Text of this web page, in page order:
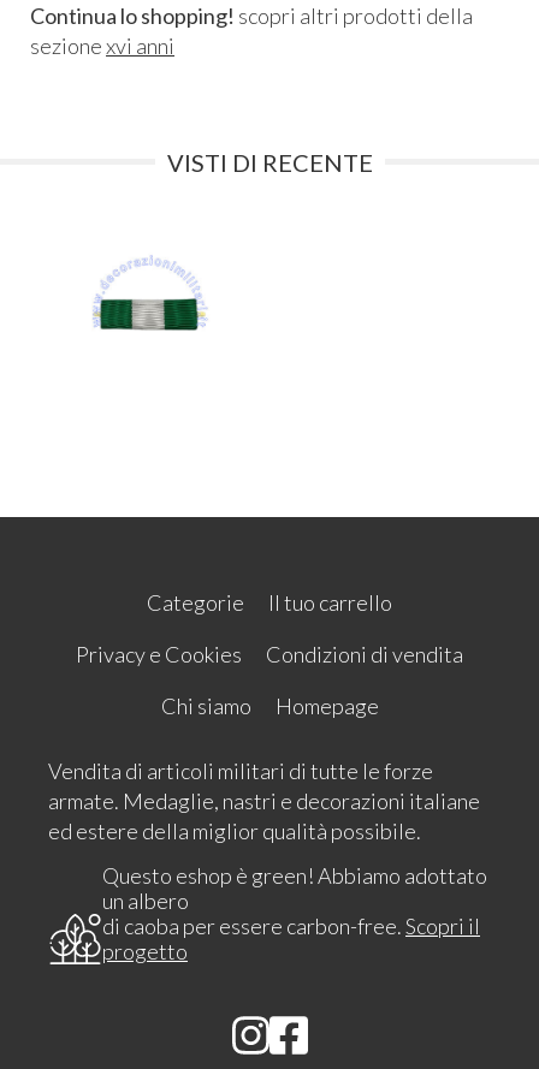
Continua lo shopping! scopri altri prodotti della
sezionexvi anni
VISTI DI RECENTE
Categorie
Il tuo carrello
Privacy e Cookies
Condizioni di vendita
Chi siamo
Homepage
Vendita di articoli militari di tutte le forze
armate. Medaglie, nastri e decorazioni italiane
ed estere della miglior qualità possibile.
Questo eshop è green! Abbiamo adottato
un albero
di caoba per essere carbon-free.Scopri il
progetto